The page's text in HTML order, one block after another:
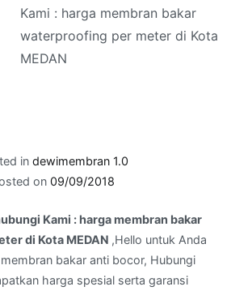
Kami : harga membran bakar
waterproofing per meter di Kota
MEDAN
in dewimembran 1.0
on 09/09/2018
Kami : harga membran bakar
di Kota MEDAN ,Hello untuk Anda
bakar anti bocor, Hubungi
harga spesial serta garansi